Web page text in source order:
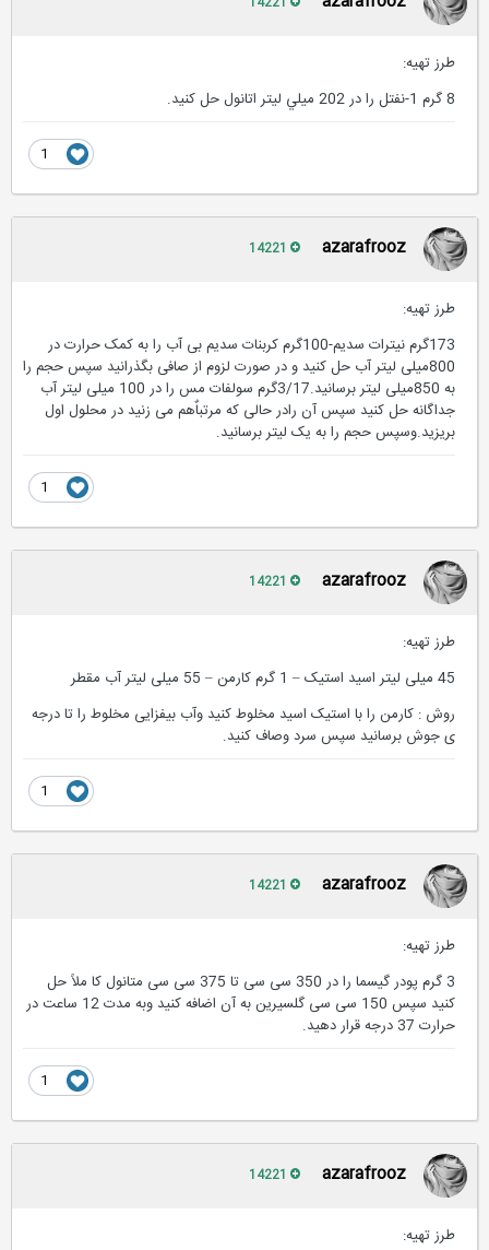
طرز تهیه:
azarafrooz
طرز تهیه:
173گرم نیترات سدیم-100گرم کربنات سدیم بی آب را به کمک حرارت در
800میلی لیتر آب حل کنید و در صورت لزوم از صافی بگذرانید سپس حجم را
به 850میلی لیتر برسانید.3/17گرم سولفات مس را در 100 میلی لیتر آب
جداگانه حل کنید سپس آن رادر حالی که مرتباٌهم می زنید در محلول اول
بریزید.وسپس حجم را به یک لیتر برسانید.
azarafrooz
طرز تهیه:
روش : کارمن را با استیک اسید مخلوط کنید وآب بیفزایی مخلوط را تا درجه
ی جوش برسانید سپس سرد وصاف کنید.
azarafrooz
طرز تهیه:
3 گرم پودر گیسما را در 350 سی سی تا 375 سی سی متانول کا ملاً حل
کنید سپس 150 سی سی گلسیرین به آن اضافه کنید وبه مدت 12 ساعت در
حرارت 37 درجه قرار دهید.
azarafrooz
طرز تهیه: